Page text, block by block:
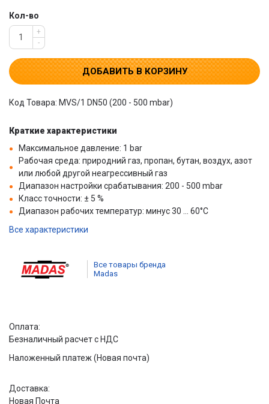
Кол-во
+
-
ДОБАВИТЬ В КОРЗИНУ
Код Товара: MVS/1 DN50 (200 - 500 mbar)
Краткие характеристики
Максимальное давление: 1 bar
Рабочая среда: природний газ, пропан, бутан, воздух, азот
или любой другой неагрессивный газ
Диапазон настройки срабатывания: 200 - 500 mbar
Класс точности: ± 5 %
Диапазон рабочих температур: минус 30 ... 60°С
Все характеристики
Все товары бренда
Madas
Оплата:
Безналичный расчет с НДС
Наложенный платеж (Новая почта)
Доставка:
Новая Почта